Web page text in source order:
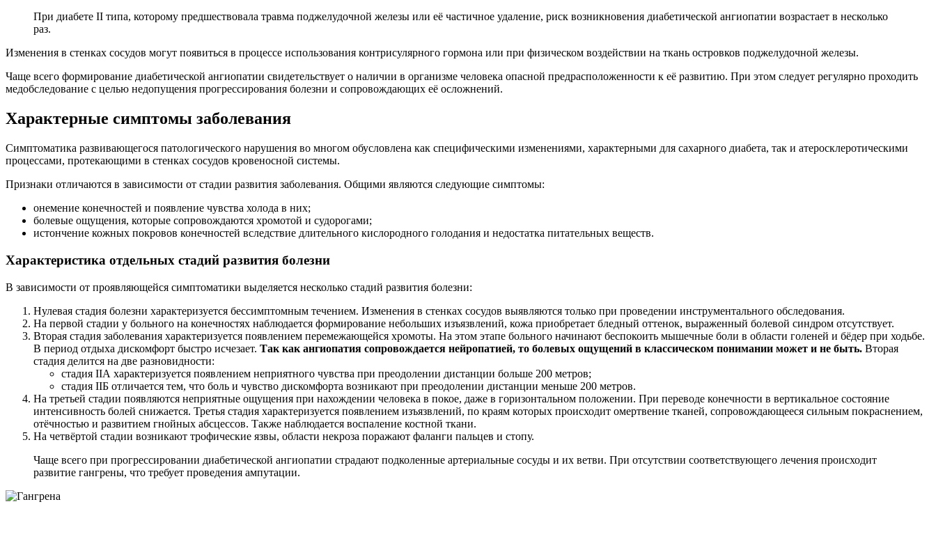
При диабете ІІ типа, которому предшествовала травма поджелудочной железы или её частичное удаление, риск возникновения диабетической ангиопатии возрастает в несколько
раз.
Изменения в стенках сосудов могут появиться в процессе использования контрисулярного гормона или при физическом воздействии на ткань островков поджелудочной железы.
Чаще всего формирование диабетической ангиопатии свидетельствует о наличии в организме человека опасной предрасположенности к её развитию. При этом следует регулярно проходить
медобследование с целью недопущения прогрессирования болезни и сопровождающих её осложнений.
Характерные симптомы заболевания
Симптоматика развивающегося патологического нарушения во многом обусловлена как специфическими изменениями, характерными для сахарного диабета, так и атеросклеротическими
процессами, протекающими в стенках сосудов кровеносной системы.
Признаки отличаются в зависимости от стадии развития заболевания. Общими являются следующие симптомы:
онемение конечностей и появление чувства холода в них;
болевые ощущения, которые сопровождаются хромотой и судорогами;
истончение кожных покровов конечностей вследствие длительного кислородного голодания и недостатка питательных веществ.
Характеристика отдельных стадий развития болезни
В зависимости от проявляющейся симптоматики выделяется несколько стадий развития болезни:
Нулевая стадия болезни характеризуется бессимптомным течением. Изменения в стенках сосудов выявляются только при проведении инструментального обследования.
На первой стадии у больного на конечностях наблюдается формирование небольших изъязвлений, кожа приобретает бледный оттенок, выраженный болевой синдром отсутствует.
Вторая стадия заболевания характеризуется появлением перемежающейся хромоты. На этом этапе больного начинают беспокоить мышечные боли в области голеней и бёдер при ходьбе.
В период отдыха дискомфорт быстро исчезает. Так как ангиопатия сопровождается нейропатией, то болевых ощущений в классическом понимании может и не быть. Вторая
стадия делится на две разновидности:
стадия IIА характеризуется появлением неприятного чувства при преодолении дистанции больше 200 метров;
стадия IIБ отличается тем, что боль и чувство дискомфорта возникают при преодолении дистанции меньше 200 метров.
На третьей стадии появляются неприятные ощущения при нахождении человека в покое, даже в горизонтальном положении. При переводе конечности в вертикальное состояние
интенсивность болей снижается. Третья стадия характеризуется появлением изъязвлений, по краям которых происходит омертвение тканей, сопровождающееся сильным покраснением,
отёчностью и развитием гнойных абсцессов. Также наблюдается воспаление костной ткани.
На четвёртой стадии возникают трофические язвы, области некроза поражают фаланги пальцев и стопу.
Чаще всего при прогрессировании диабетической ангиопатии страдают подколенные артериальные сосуды и их ветви. При отсутствии соответствующего лечения происходит
развитие гангрены, что требует проведения ампутации.